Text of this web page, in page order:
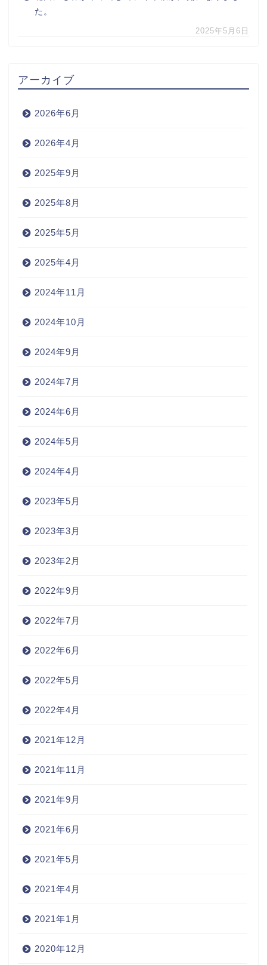
た。
2025年5月6日
アーカイブ
2026年6月
2026年4月
2025年9月
2025年8月
2025年5月
2025年4月
2024年11月
2024年10月
2024年9月
2024年7月
2024年6月
2024年5月
2024年4月
2023年5月
2023年3月
2023年2月
2022年9月
2022年7月
2022年6月
2022年5月
2022年4月
2021年12月
2021年11月
2021年9月
2021年6月
2021年5月
2021年4月
2021年1月
2020年12月